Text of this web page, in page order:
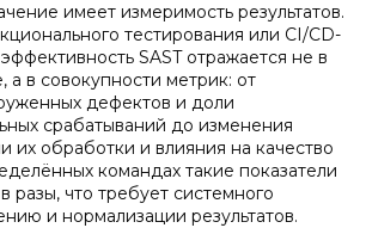
имеет измеримость результатов.
тестирования или CI/CD-
SAST отражается не в
а в совокупности метрик: от
дефектов и доли
срабатываний до изменения
их обработки и влияния на качество
командах такие показатели
разы, что требует системного
и нормализации результатов.